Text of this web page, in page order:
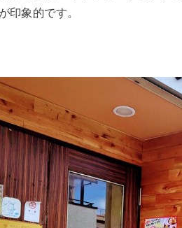
印象的です。